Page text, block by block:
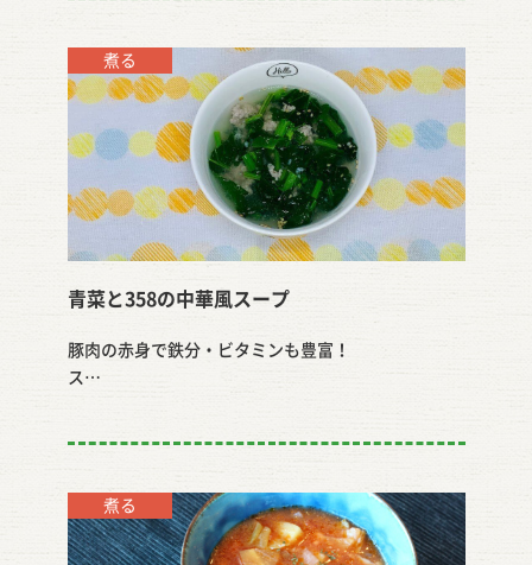
煮る
青菜と358の中華風スープ
豚肉の赤身で鉄分・ビタミンも豊富！
ス…
煮る